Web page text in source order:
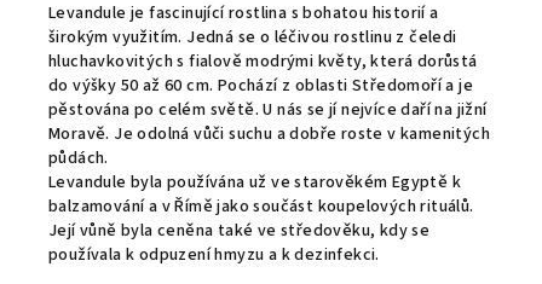
Levandule je fascinující rostlina s bohatou historií a
širokým využitím. Jedná se o léčivou rostlinu z čeledi
hluchavkovitých s fialově modrými květy, která dorůstá
do výšky 50 až 60 cm. Pochází z oblasti Středomoří a je
pěstována po celém světě. U nás se jí nejvíce daří na jižní
Moravě. Je odolná vůči suchu a dobře roste v kamenitých
půdách.
Levandule byla používána už ve starověkém Egyptě k
balzamování a v Římě jako součást koupelových rituálů.
Její vůně byla ceněna také ve středověku, kdy se
používala k odpuzení hmyzu a k dezinfekci.